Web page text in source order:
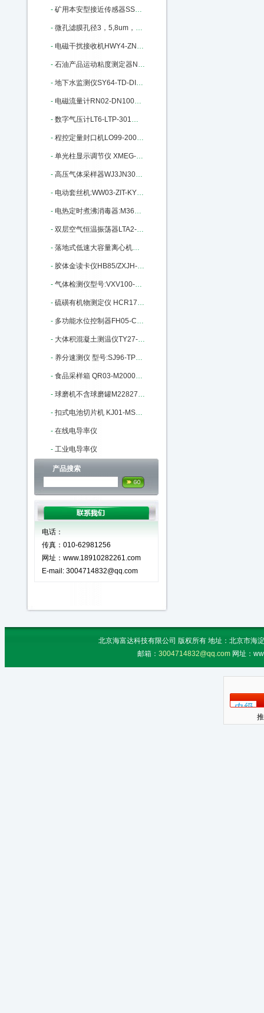
- 矿用本安型接近传感器SS80-GUC100：M362196
- 微孔滤膜孔径3，5,8um，直径60mm：M364481
- 电磁干扰接收机HWY4-ZN3951D库号：M377823
- 石油产品运动粘度测定器N150-265C：M384751
- 地下水监测仪SY64-TD-DIver-DI805：M405433
- 电磁流量计RN02-DN100库号：M405826
- 数字气压计LT6-LTP-301库号：M405827
- 程控定量封口机LO99-2009D库号：M17055
- 单光柱显示调节仪 XMEG-5000A库号：M22336
- 高压气体采样器WJ3JN3002-20-4L：M313198
- 电动套丝机:WW03-ZIT-KY01-50：M326588
- 电热定时煮沸消毒器:M361030库号：M361030
- 双层空气恒温振荡器LTA2-ET-9511K：M377986
- 落地式低速大容量离心机MGLD4-40：M401916
- 胶体金读卡仪HB85/ZXJH-JB02库号：M403485
- 气体检测仪型号:VXV100-SO2库号：M404730
- 硫磺有机物测定仪 HCR1700库号：M16969
- 多功能水位控制器FH05-CCYJ-96E：M129003
- 大体积混凝土测温仪TY27-HNTT-D：M141067
- 养分速测仪 型号:SJ96-TPY-8A库号：M147056
- 食品采样箱 QR03-M200077库号：M200077
- 球磨机不含球磨罐M228278库号：M228278
- 扣式电池切片机 KJ01-MSK-T10：M329628
- 在线电导率仪
- 工业电导率仪
产品搜索
电话：
传真：010-62981256
网址：www.18910282261.com
E-mail: 3004714832@qq.com
北京海富达科技有限公司 版权所有 地址：北京市海
邮箱： 3004714832@qq.com 网址：